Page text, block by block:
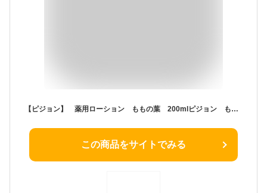
【ピジョン】 薬用ローション ももの葉 200mlピジョン ももの葉ローション ピジョン 桃の葉ローション桃の葉エキス配合・無添加
この商品をサイトでみる